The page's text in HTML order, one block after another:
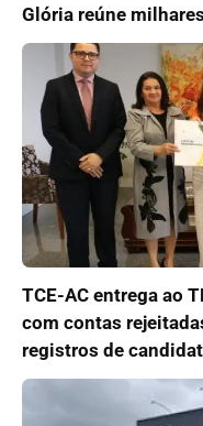
Glória reúne
TCE-AC entrega ao
com contas
registros de